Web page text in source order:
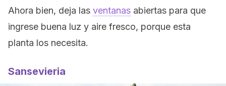
Ahora bien, deja las ventanas abiertas para que
ingrese buena luz y aire fresco, porque esta
planta los necesita.
Sansevieria